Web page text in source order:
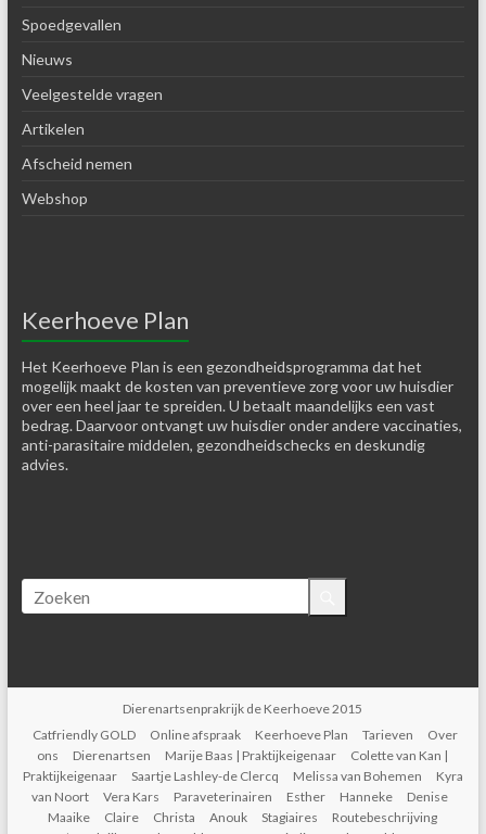
Spoedgevallen
Nieuws
Veelgestelde vragen
Artikelen
Afscheid nemen
Webshop
Keerhoeve Plan
Het Keerhoeve Plan is een gezondheidsprogramma dat het
mogelijk maakt de kosten van preventieve zorg voor uw huisdier
over een heel jaar te spreiden. U betaalt maandelijks een vast
bedrag. Daarvoor ontvangt uw huisdier onder andere vaccinaties,
anti-parasitaire middelen, gezondheidschecks en deskundig
advies.
Dierenartsenprakrijk de Keerhoeve 2015
Catfriendly GOLD
Online afspraak Keerhoeve Plan Tarieven
Over
ons
Dierenartsen Marije Baas | Praktijkeigenaar
Colette van Kan |
Praktijkeigenaar
Saartje Lashley-de Clercq Melissa van Bohemen
Kyra
van Noort
Vera Kars Paraveterinairen Esther Hanneke
Denise
Maaike
Claire Christa Anouk Stagiaires
Routebeschrijving